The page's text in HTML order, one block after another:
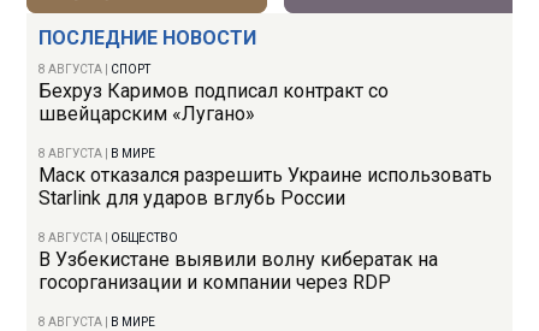
ПОСЛЕДНИЕ НОВОСТИ
8 АВГУСТА СПОРТ
Бехруз Каримов подписал контракт со
швейцарским «Лугано»
8 АВГУСТА В МИРЕ
Маск отказался разрешить Украине использовать
Starlink для ударов вглубь России
8 АВГУСТА ОБЩЕСТВО
В Узбекистане выявили волну кибератак на
госорганизации и компании через RDP
8 АВГУСТА В МИРЕ